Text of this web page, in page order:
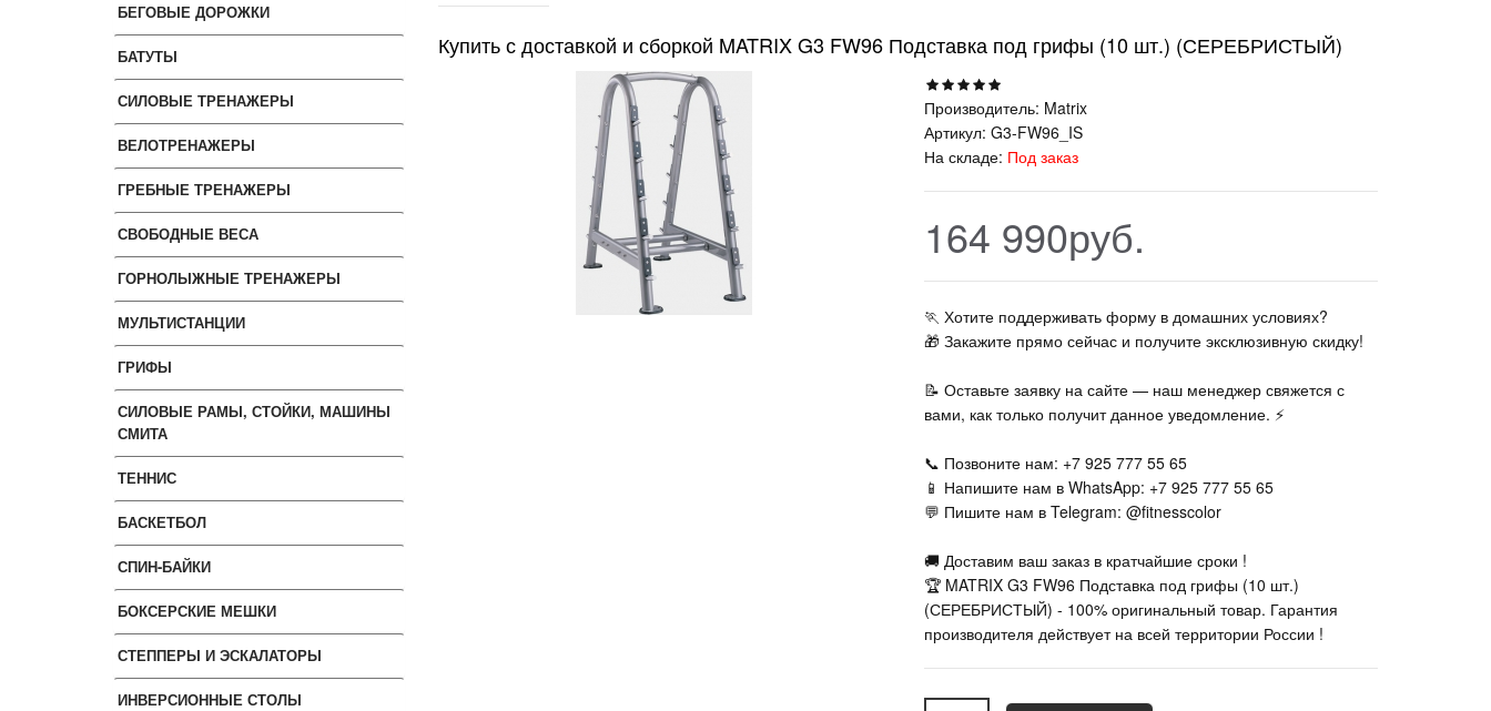
БЕГОВЫЕ ДОРОЖКИ
БАТУТЫ
СИЛОВЫЕ ТРЕНАЖЕРЫ
ВЕЛОТРЕНАЖЕРЫ
ГРЕБНЫЕ ТРЕНАЖЕРЫ
СВОБОДНЫЕ ВЕСА
ГОРНОЛЫЖНЫЕ ТРЕНАЖЕРЫ
МУЛЬТИСТАНЦИИ
ГРИФЫ
СИЛОВЫЕ РАМЫ, СТОЙКИ, МАШИНЫ
СМИТА
ТЕННИС
БАСКЕТБОЛ
СПИН-БАЙКИ
БОКСЕРСКИЕ МЕШКИ
СТЕППЕРЫ И ЭСКАЛАТОРЫ
ИНВЕРСИОННЫЕ СТОЛЫ
Купить с доставкой и сборкой MATRIX G3 FW96 Подставка под грифы (10 шт.) (СЕРЕБРИСТЫЙ)
Производитель: Matrix
Артикул: G3-FW96_IS
На складе: Под заказ
164 990руб.
🏃‍ Хотите поддерживать форму в домашних условиях?
🎁 Закажите прямо сейчас и получите эксклюзивную скидку!
📝 Оставьте заявку на сайте — наш менеджер свяжется с
вами, как только получит данное уведомление. ⚡
📞 Позвоните нам: +7 925 777 55 65
📱 Напишите нам в WhatsApp: +7 925 777 55 65
💬 Пишите нам в Telegram: @fitnesscolor
🚚 Доставим ваш заказ в кратчайшие сроки !
🏆 MATRIX G3 FW96 Подставка под грифы (10 шт.)
(СЕРЕБРИСТЫЙ) - 100% оригинальный товар. Гарантия
производителя действует на всей территории России !